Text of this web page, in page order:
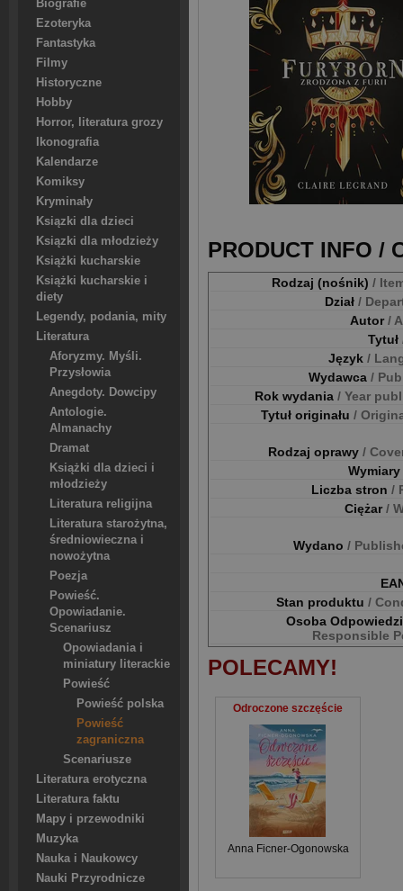
Biografie
Ezoteryka
Fantastyka
Filmy
Historyczne
Hobby
Horror, literatura grozy
Ikonografia
Kalendarze
Komiksy
Kryminały
Ksiązki dla dzieci
Ksiązki dla młodzieży
Książki kucharskie
Książki kucharskie i
diety
Legendy, podania, mity
Literatura
Aforyzmy. Myśli.
Przysłowia
Anegdoty. Dowcipy
Antologie.
Almanachy
Dramat
Książki dla dzieci i
młodzieży
Literatura religijna
Literatura starożytna,
średniowieczna i
nowożytna
Poezja
Powieść.
Opowiadanie.
Scenariusz
Opowiadania i
miniatury literackie
Powieść
Powieść polska
Powieść
zagraniczna
Scenariusze
Literatura erotyczna
Literatura faktu
Mapy i przewodniki
Muzyka
Nauka i Naukowcy
Nauki Przyrodnicze
PRODUCT INFO /
Rodzaj (nośnik) /
Dział /
Autor/
Tytuł
Język /
Wydawca /
Rok wydania / Year
Tytuł originału /
Rodzaj oprawy /
Wymiary
Liczba stron /
Ciężar/
Wydano /
Stan produktu /
Osoba
Responsible
POLECAMY!
Odroczone szczęście
Anna Ficner-Ogonowska